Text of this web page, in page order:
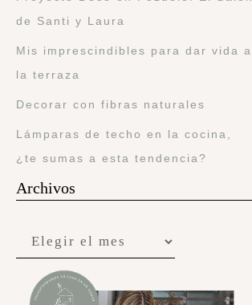
de Santi y Laura
Mis imprescindibles para dar vida a
la terraza
Decorar con fibras naturales
Lámparas de techo en la cocina,
¿te sumas a esta tendencia?
Archivos